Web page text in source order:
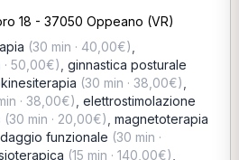
18 - 37050 Oppeano (VR)
(30 min · 40,00€)
· 50,00€) ginnastica posturale
(30 min · 38,00€)
· 38,00€) elettrostimolazione
(30 min · 20,00€) magnetoterapia
funzionale (30 min ·
(15 min · 140,00€)